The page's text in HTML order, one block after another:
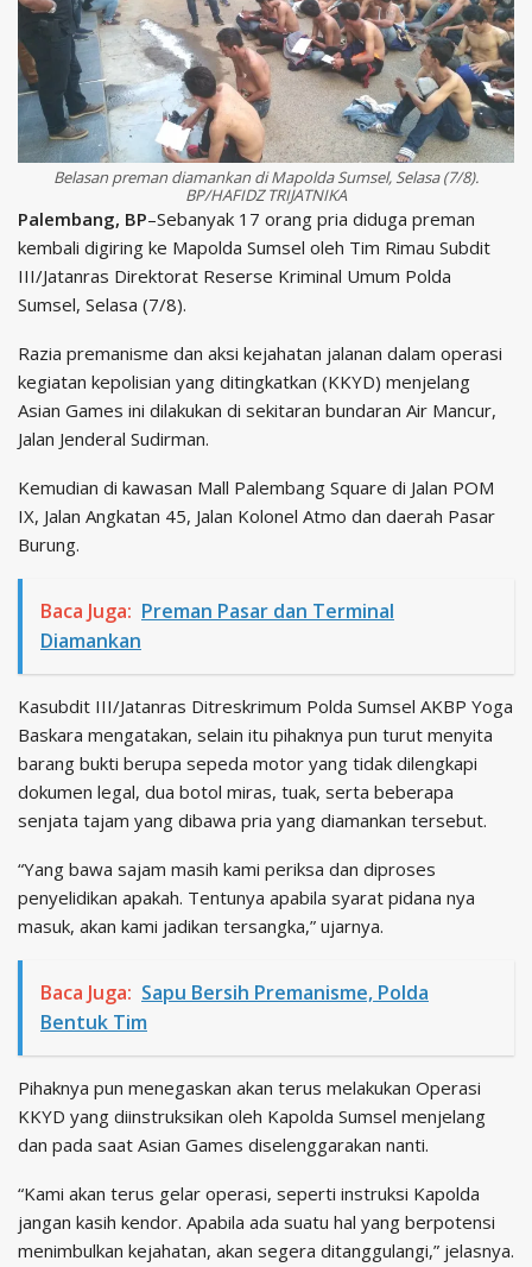
Belasan preman diamankan di Mapolda Sumsel, Selasa (7/8).
BP/HAFIDZ TRIJATNIKA
Palembang, BP–Sebanyak 17 orang pria diduga preman
kembali digiring ke Mapolda Sumsel oleh Tim Rimau Subdit
III/Jatanras Direktorat Reserse Kriminal Umum Polda
Sumsel, Selasa (7/8).
Razia premanisme dan aksi kejahatan jalanan dalam operasi
kegiatan kepolisian yang ditingkatkan (KKYD) menjelang
Asian Games ini dilakukan di sekitaran bundaran Air Mancur,
Jalan Jenderal Sudirman.
Kemudian di kawasan Mall Palembang Square di Jalan POM
IX, Jalan Angkatan 45, Jalan Kolonel Atmo dan daerah Pasar
Burung.
Baca Juga: Preman Pasar dan Terminal
Diamankan
Kasubdit III/Jatanras Ditreskrimum Polda Sumsel AKBP Yoga
Baskara mengatakan, selain itu pihaknya pun turut menyita
barang bukti berupa sepeda motor yang tidak dilengkapi
dokumen legal, dua botol miras, tuak, serta beberapa
senjata tajam yang dibawa pria yang diamankan tersebut.
“Yang bawa sajam masih kami periksa dan diproses
penyelidikan apakah. Tentunya apabila syarat pidana nya
masuk, akan kami jadikan tersangka,” ujarnya.
Baca Juga: Sapu Bersih Premanisme, Polda
Bentuk Tim
Pihaknya pun menegaskan akan terus melakukan Operasi
KKYD yang diinstruksikan oleh Kapolda Sumsel menjelang
dan pada saat Asian Games diselenggarakan nanti.
“Kami akan terus gelar operasi, seperti instruksi Kapolda
jangan kasih kendor. Apabila ada suatu hal yang berpotensi
menimbulkan kejahatan, akan segera ditanggulangi,” jelasnya.